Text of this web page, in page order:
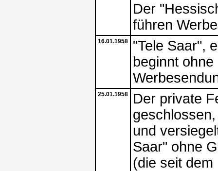
Der
führen
16.01.1958
"Tele Saar",
beginnt
25.01.1958
Der private
und
Saar" ohne
(die seit